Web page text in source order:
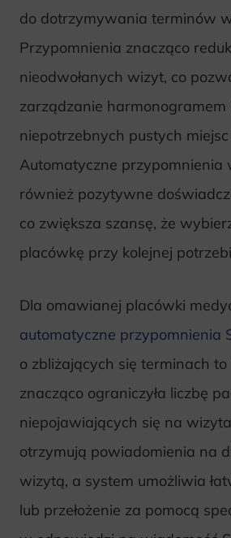
do dotrzymywania terminów
Przypomnienia znacząco
nieodwołanych wizyt, co
zarządzanie harmonogramem
niepotrzebnych pustych
Automatyczne przypomnienia
również pozytywne
co zwiększa szansę, że
placówkę przy kolejnej
Dla omawianej placówki
automatyczne przypomnienia
o zbliżających się terminach
znacząco ograniczyła liczbę
niepojawiających się na
otrzymują powiadomienia na
wizytą, a system umożliwia
lub przełożenie za pomocą